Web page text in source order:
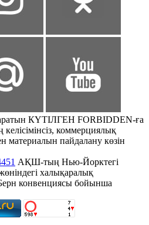
КҮТІЛГЕН FORBIDDEN-ға
коммерциялық
материалын пайдалану көзін
АҚШ-тың Нью-Йорктегі
халықаралық
конвенциясы бойынша